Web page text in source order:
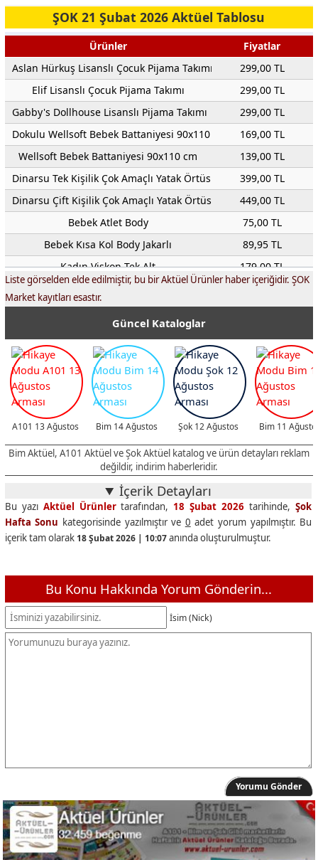
ŞOK 21 Şubat 2026 Aktüel Tablosu
Ürünler
Fiyatlar
Aslan Hürkuş Lisanslı Çocuk Pijama Takımı
299,00 TL
Elif Lisanslı Çocuk Pijama Takımı
299,00 TL
Gabby's Dollhouse Lisanslı Pijama Takımı
299,00 TL
Dokulu Wellsoft Bebek Battaniyesi 90x110 cm
169,00 TL
Wellsoft Bebek Battaniyesi 90x110 cm
139,00 TL
Dinarsu Tek Kişilik Çok Amaçlı Yatak Örtüsü
399,00 TL
Dinarsu Çift Kişilik Çok Amaçlı Yatak Örtüsü
449,00 TL
Bebek Atlet Body
75,00 TL
Bebek Kısa Kol Body Jakarlı
89,95 TL
Kadın Viskon Tek Alt
179,00 TL
Kadın / Erkek Kaymaz Terlik
100,00 TL
Expert Oto Cam Suyu 5 L -21 Derece
79,95 TL
Expert Radyatör Antifrizi 3 L -36 Derece
Gokidy 8'li Blok Çiçek Seti
799,00 TL
Gokidy Uzaktan Kumandalı Metal Mini Yarış Arabası399,00 TL
Gokidy Manyetik Yapı Blokları 40 Parça
499,00 TL
Gokidy Dinozor ve Çek Bırak Araba
249,00 TL
Gokidy Çek Bırak Tır
249,00 TL
Gokidy Mutfak Oyun Hamuru Seti
Gokidy Dino Oyuncak Projeksiyon
Gokidy İki Katlı Mutfak Seti
149,00 TL
Gokidy Tırmanan Gösteri Aracı
119,00 TL
Kayyum Oyuncak Balık Tutma Oyunu Pilli
349,00 TL
Gokidy Yaylı Top Atar
349,00 TL
ÇLK Toys Dinozor Taşıyıcı Traktör
Stumble Guys 2'li Araba
599,00 TL
Sensodyne Diş Macunu 75 ml + Diş Fırçası 1+1
99,00 TL
Omo Ultra Power Kapsül Çamaşır Deterjanı
179,00 TL
SuperFresh Ayçiçek Yağlı Ton Balığı 3x75 g
149,00 TL
Liste görselden elde edilmiştir, bu bir Aktüel Ürünler haber içeriğidir. ŞOK
Market kayıtları esastır.
Güncel Kataloglar
A101 13 Ağustos Bim 14 Ağustos Şok 12 Ağustos Bim 11
Bim Aktüel, A101 Aktüel ve Şok Aktüel katalog ve ürün detayları reklam
değildir, indirim haberleridir.
İçerik Detayları
Bu yazı Aktüel Ürünlertarafından, 18 Şubat 2026 tarihinde,Şok
Hafta Sonu kategorisinde yazılmıştır ve 0 adet yorum yapılmıştır. Bu
içerik tam olarak 18 Şubat 2026 | 10:07anında oluşturulmuştur.
Bu Konu Hakkında Yorum Gönderin...
İsim (Nick)
Yorumu Gönder